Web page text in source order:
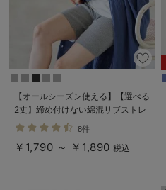
【オールシーズン使える】【選べる
2丈】締め付けない綿混リブストレ
ートレギンス【産後まで長く使え
8件
￥1,790 ～ ￥1,890 税込